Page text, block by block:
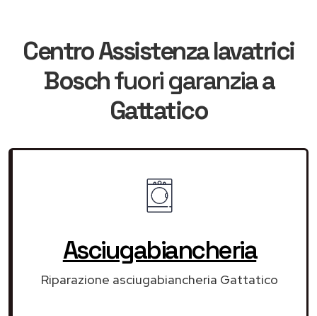
Centro Assistenza lavatrici
Boschfuori garanziaa
Gattatico
Asciugabiancheria
Riparazione asciugabiancheria Gattatico